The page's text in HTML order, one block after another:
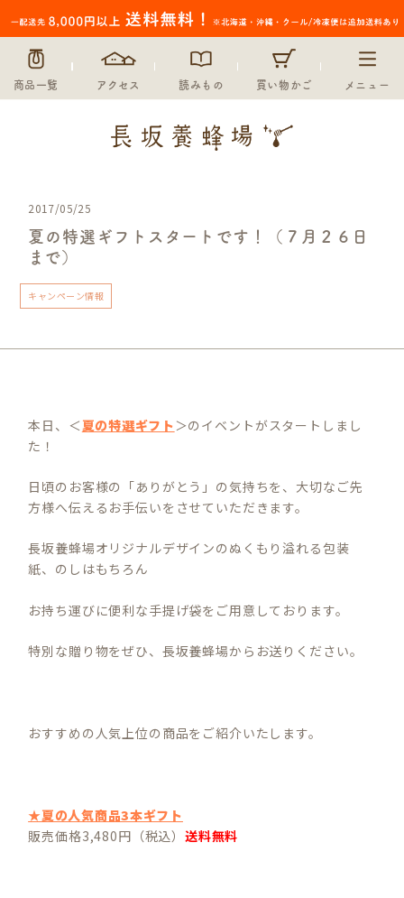
商品一覧 アクセス 読みもの 買い物かご メニュー
2017/05/25
夏の特選ギフトスタートです！（７月２６日
まで）
キャンペーン情報
本日、＜夏の特選ギフト ＞のイベントがスタートしまし
た！
日頃のお客様の「ありがとう」の気持ちを、大切なご先
方様へ伝えるお手伝いをさせていただきます。
長坂養蜂場オリジナルデザインのぬくもり溢れる包装
紙、のしはもちろん
お持ち運びに便利な手提げ袋をご用意しております。
特別な贈り物をぜひ、長坂養蜂場からお送りください。
おすすめの人気上位の商品をご紹介いたします。
★夏の人気商品3本ギフト
販売価格3,480円（税込）送料無料